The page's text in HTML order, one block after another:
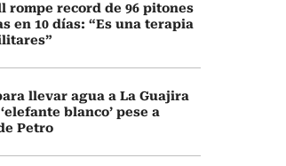
rompe record de 96 pitones
en 10 días: “Es una terapia
llevar agua a La Guajira
blanco’ pese a
Petro